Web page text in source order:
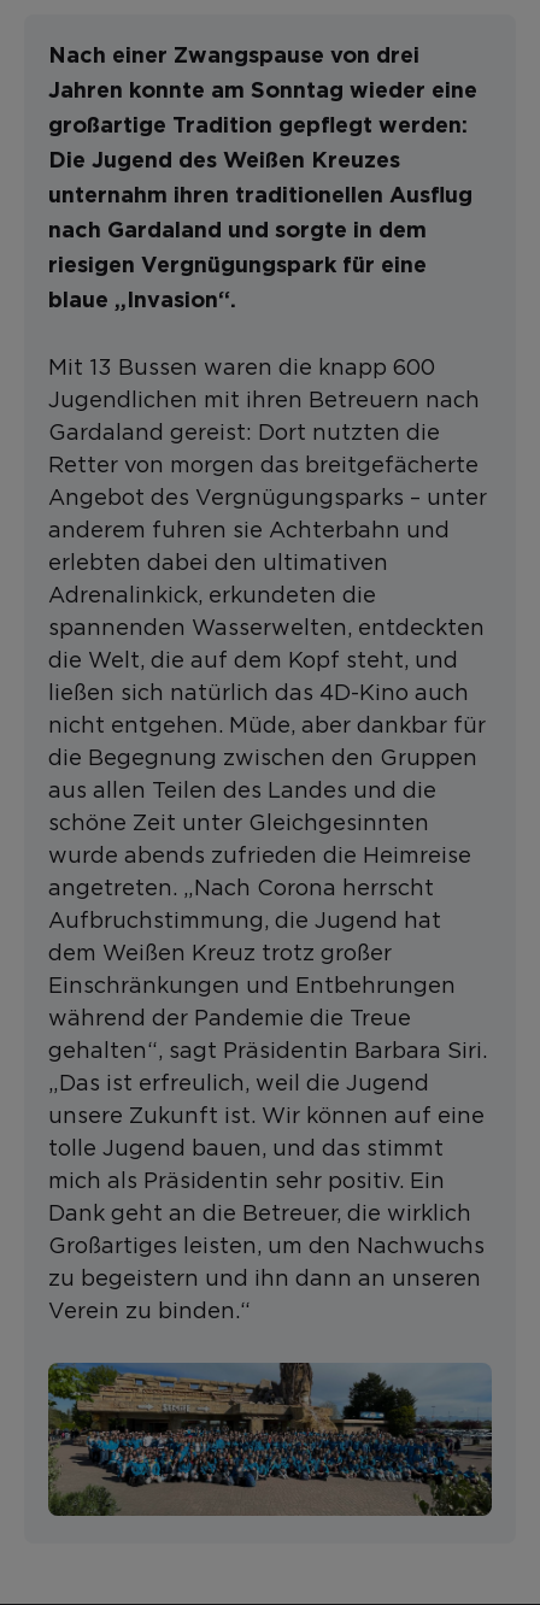
Nach einer Zwangspause von drei
Jahren konnte am Sonntag wieder eine
großartige Tradition gepflegt werden:
Die Jugend des Weißen Kreuzes
unternahm ihren traditionellen Ausflug
nach Gardaland und sorgte in dem
riesigen Vergnügungspark für eine
blaue „Invasion“.
Mit 13 Bussen waren die knapp 600
Jugendlichen mit ihren Betreuern nach
Gardaland gereist: Dort nutzten die
Retter von morgen das breitgefächerte
Angebot des Vergnügungsparks – unter
anderem fuhren sie Achterbahn und
erlebten dabei den ultimativen
Adrenalinkick, erkundeten die
spannenden Wasserwelten, entdeckten
die Welt, die auf dem Kopf steht, und
ließen sich natürlich das 4D-Kino auch
nicht entgehen. Müde, aber dankbar für
die Begegnung zwischen den Gruppen
aus allen Teilen des Landes und die
schöne Zeit unter Gleichgesinnten
wurde abends zufrieden die Heimreise
angetreten. „Nach Corona herrscht
Aufbruchstimmung, die Jugend hat
dem Weißen Kreuz trotz großer
Einschränkungen und Entbehrungen
während der Pandemie die Treue
gehalten“, sagt Präsidentin Barbara Siri.
„Das ist erfreulich, weil die Jugend
unsere Zukunft ist. Wir können auf eine
tolle Jugend bauen, und das stimmt
mich als Präsidentin sehr positiv. Ein
Dank geht an die Betreuer, die wirklich
Großartiges leisten, um den Nachwuchs
zu begeistern und ihn dann an unseren
Verein zu binden.“